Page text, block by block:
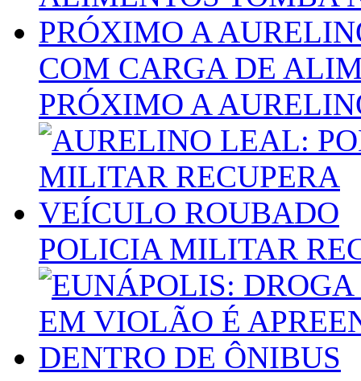
COM CARGA DE
PRÓXIMO A
POLICIA MILITAR